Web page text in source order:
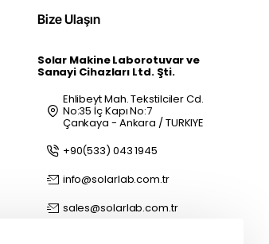
Bize Ulaşın
Solar Makine Laborotuvar ve
Sanayi Cihazları Ltd. Şti.
Ehlibeyt Mah. Tekstilciler Cd.
No:35 İç Kapı No:7
Çankaya - Ankara / TURKIYE
+90(533) 043 1945
info@solarlab.com.tr
sales@solarlab.com.tr